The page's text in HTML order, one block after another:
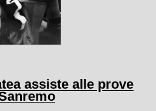
assiste alle prove